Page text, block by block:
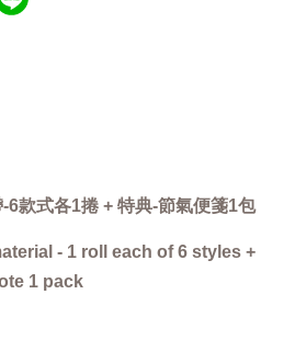
6款式各1捲 + 特典-節氣便箋1包
- 1 roll each of 6 styles +
1 pack